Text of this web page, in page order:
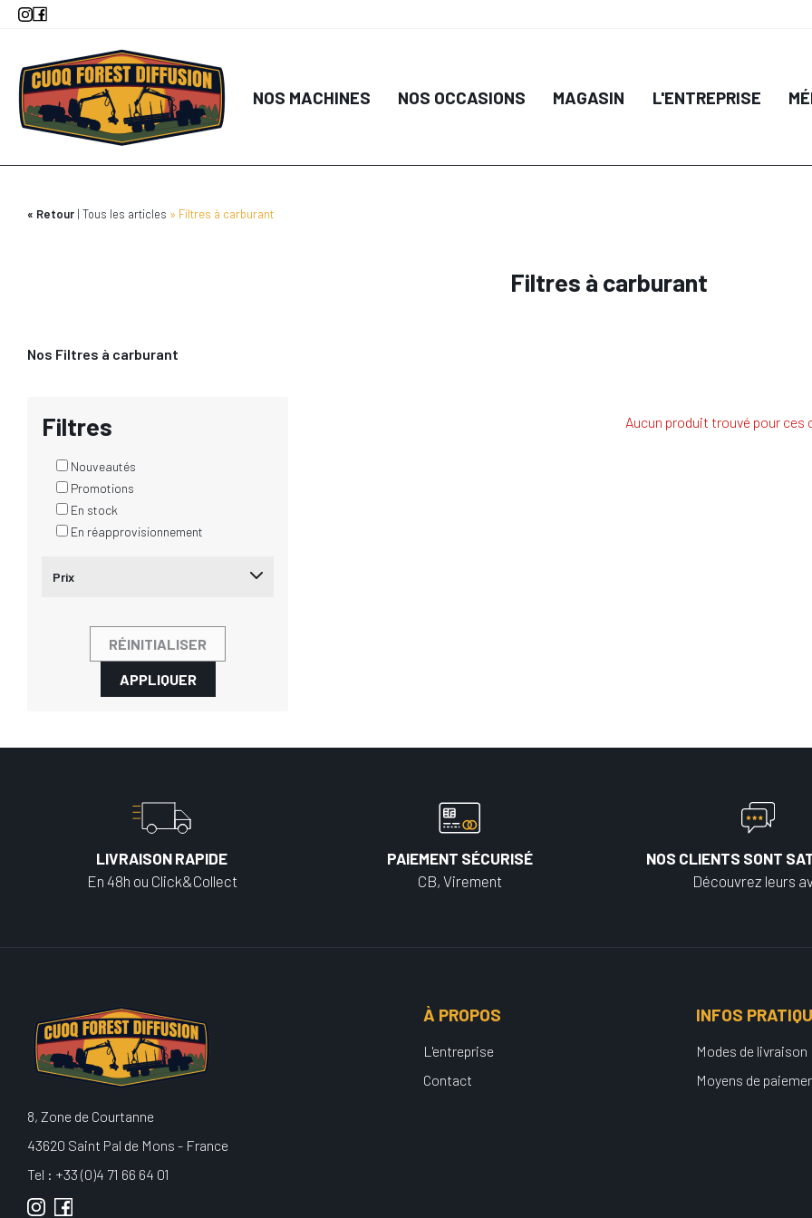
Aller
principal
NOS MACHINES NOS OCCASIONS MAGASIN L'ENTREPRISE
Retour Tous les articles Filtres à carburant
Filtres à carburant
Nos Filtres à carburant
Filtres
Nouveautés
Promotions
En stock
En réapprovisionnement
Prix
RÉINITIALISER
APPLIQUER
Aucun produit trouvé pour ces
LIVRAISON RAPIDE
En 48h ou Click&Collect
PAIEMENT SÉCURISÉ
CB, Virement
NOS CLIENTS SONT
Découvrez leurs
8, Zone de Courtanne
43620 Saint Pal de Mons - France
Tel : +33 (0)4 71 66 64 01
À PROPOS
L'entreprise
Contact
INFOS
Modes de livraison
Moyens de